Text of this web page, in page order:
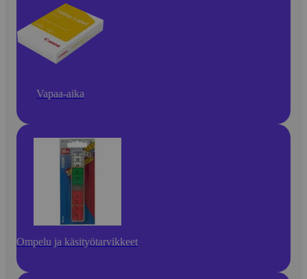
Vapaa-aika
Ompelu ja käsityötarvikkeet